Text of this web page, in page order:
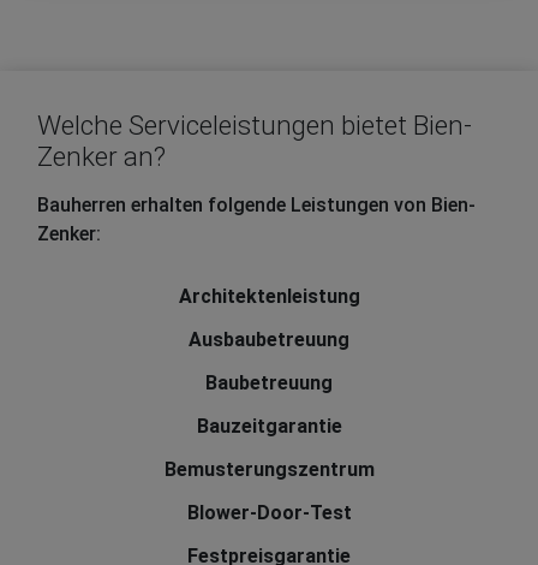
Welche Serviceleistungen bietet Bien-
Zenker an?
Bauherren erhalten folgende Leistungen von Bien-
Zenker:
Architektenleistung
Ausbaubetreuung
Baubetreuung
Bauzeitgarantie
Bemusterungszentrum
Blower-Door-Test
Festpreisgarantie